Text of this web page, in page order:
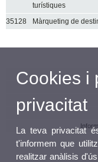
turístiques
35128 Màrqueting de
Cookies i
privacitat
La teva privacitat
t'informem que
realitzar anàlisis